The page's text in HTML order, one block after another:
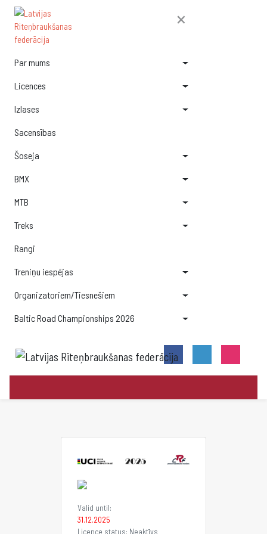
×
Par mums
Licences
Izlases
Sacensības
Šoseja
BMX
MTB
Treks
Rangi
Treniņu iespējas
Organizatoriem/Tiesnešiem
Baltic Road Championships 2026
Valid until:
31.12.2025
Licence status: Neaktīvs